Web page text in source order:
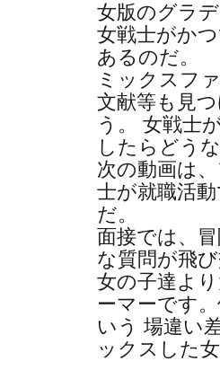
女版のグラ
女戦士がか
あるのだ。
ミックスフ
文献等も見
う。 女戦士
したらどう
次の動画は
士が就職活
だ。
面接では、
な質問が飛
女の子達よ
ーマーです
いう 場違い
ックスした